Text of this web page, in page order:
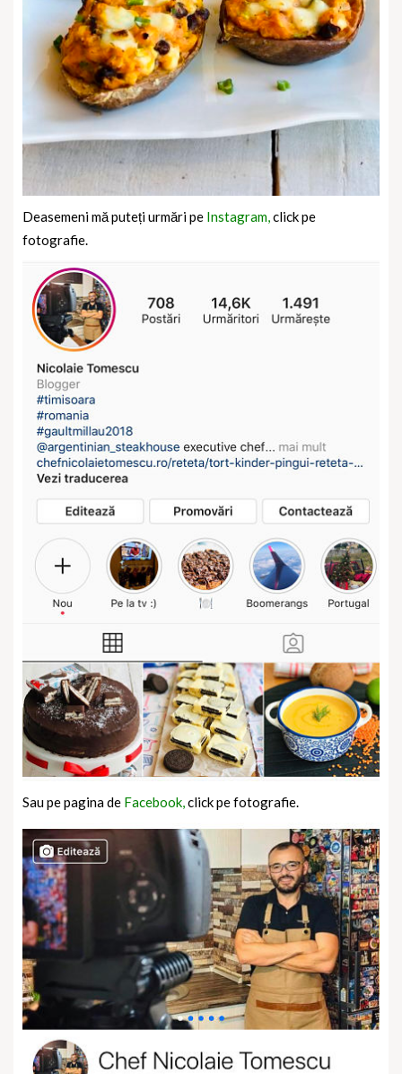
Deasemeni mă puteți urmări pe Instagram,click pe
fotografie.
Sau pe pagina de Facebook,click pe fotografie.